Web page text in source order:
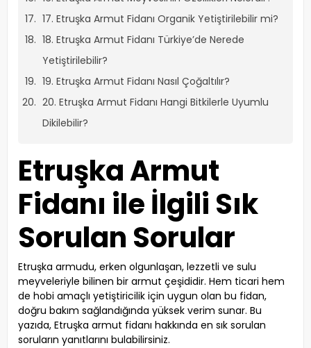
17. Etruşka Armut Fidanı Organik Yetiştirilebilir mi?
18. Etruşka Armut Fidanı Türkiye’de Nerede
Yetiştirilebilir?
19. Etruşka Armut Fidanı Nasıl Çoğaltılır?
20. Etruşka Armut Fidanı Hangi Bitkilerle Uyumlu
Dikilebilir?
Etruşka Armut
Fidanı ile İlgili Sık
Sorulan Sorular
Etruşka armudu, erken olgunlaşan, lezzetli ve sulu
meyveleriyle bilinen bir armut çeşididir. Hem ticari hem
de hobi amaçlı yetiştiricilik için uygun olan bu fidan,
doğru bakım sağlandığında yüksek verim sunar. Bu
yazıda, Etruşka armut fidanı hakkında en sık sorulan
soruların yanıtlarını bulabilirsiniz.